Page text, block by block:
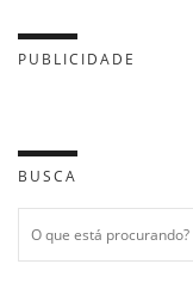
PUBLICIDADE
BUSCA